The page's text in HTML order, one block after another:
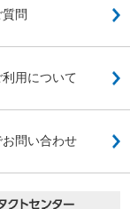
問
用について
問い合わせ